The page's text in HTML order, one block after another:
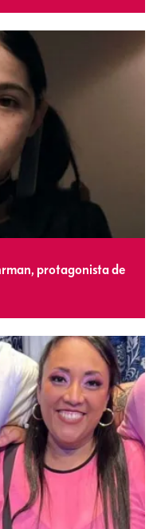
protagonista de